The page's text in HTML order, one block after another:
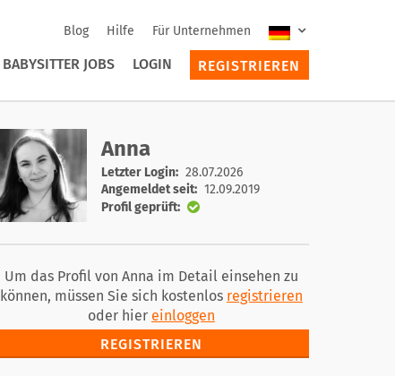
Blog Hilfe Für Unternehmen
BABYSITTER JOBS LOGIN REGISTRIEREN
Anna
Letzter Login: 28.07.2026
Angemeldet seit: 12.09.2019
Profil geprüft:
Um das Profil von Anna im Detail einsehen zu
können, müssen Sie sich kostenlos registrieren
oder hier einloggen
REGISTRIEREN